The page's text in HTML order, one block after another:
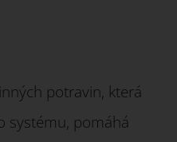
potravin, která
systému, pomáhá